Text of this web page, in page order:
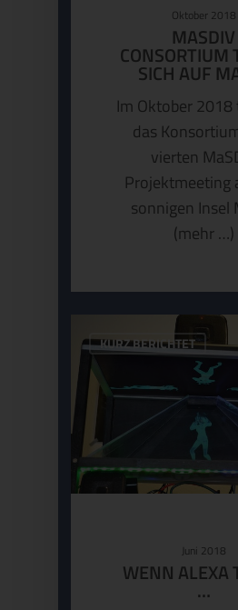
Oktober 2018
MASDIV
CONSORTIUM
SICH AUF
Im Oktober 2018
das
vierten
Projektmeeting
sonnigen Insel
(mehr …)
KURZ BERICHTET
Juni 2018
WENN ALEXA
…